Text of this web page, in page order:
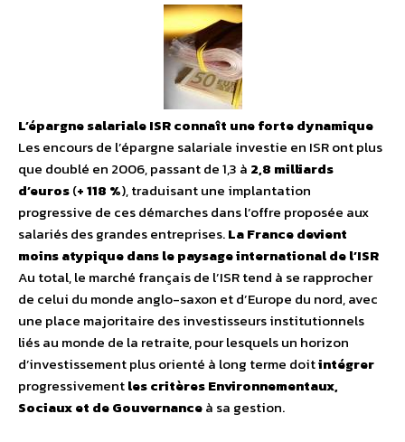
L’épargne salariale ISR connaît une forte dynamique
Les encours de l’épargne salariale investie en ISR ont plus
que doublé en 2006, passant de 1,3 à 2,8 milliards
d’euros(+ 118 %), traduisant une implantation
progressive de ces démarches dans l’offre proposée aux
salariés des grandes entreprises.La France devient
moins atypique dans le paysage international de l’ISR
Au total, le marché français de l’ISR tend à se rapprocher
de celui du monde anglo-saxon et d’Europe du nord, avec
une place majoritaire des investisseurs institutionnels
liés au monde de la retraite, pour lesquels un horizon
d’investissement plus orienté à long terme doitintégrer
progressivementles critères Environnementaux,
Sociaux et de Gouvernanceà sa gestion.